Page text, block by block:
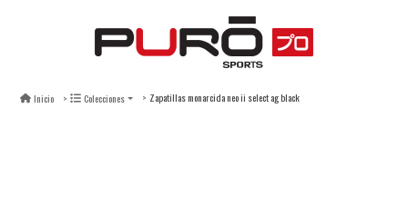
Inicio Colecciones Zapatillas monarcida neo ii select ag black